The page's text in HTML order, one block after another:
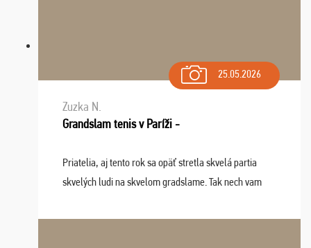
25.05.2026
Zuzka N.
Grandslam tenis v Paríži -
Priatelia, aj tento rok sa opäť stretla skvelá partia
skvelých ludi na skvelom gradslame. Tak nech vam
sa na budúci rok. Prajem vam este veľa ta ...